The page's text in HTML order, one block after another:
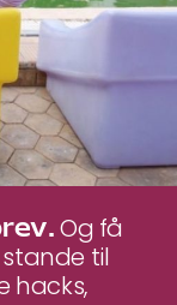
Og få
til
hacks,